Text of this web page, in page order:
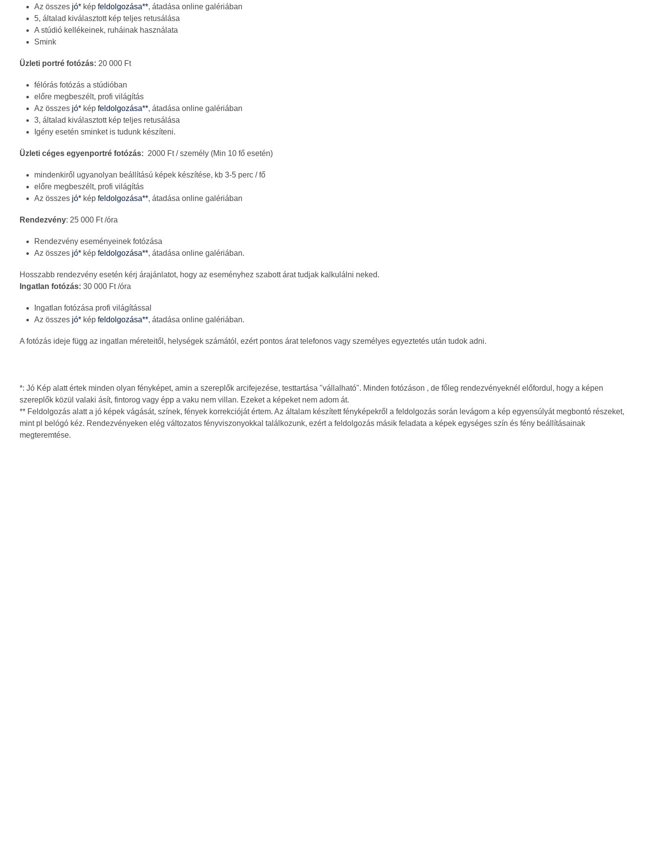
Az összes jó* kép feldolgozása**, átadása online galériában
5, általad kiválasztott kép teljes retusálása
A stúdió kellékeinek, ruháinak használata
Smink
Üzleti portré fotózás: 20 000 Ft
félórás fotózás a stúdióban
előre megbeszélt, profi világítás
Az összes jó* kép feldolgozása**, átadása online galériában
3, általad kiválasztott kép teljes retusálása
Igény esetén sminket is tudunk készíteni.
Üzleti céges egyenportré fotózás: 2000 Ft / személy (Min 10 fő esetén)
mindenkiről ugyanolyan beállítású képek készítése, kb 3-5 perc / fő
előre megbeszélt, profi világítás
Az összes jó* kép feldolgozása**, átadása online galériában
Rendezvény: 25 000 Ft /óra
Rendezvény eseményeinek fotózása
Az összes jó* kép feldolgozása**, átadása online galériában.
Hosszabb rendezvény esetén kérj árajánlatot, hogy az eseményhez szabott árat tudjak kalkulálni neked.
Ingatlan fotózás: 30 000 Ft /óra
Ingatlan fotózása profi világítással
Az összes jó* kép feldolgozása**, átadása online galériában.
A fotózás ideje függ az ingatlan méreteitől, helységek számától, ezért pontos árat telefonos vagy személyes egyeztetés után tudok adni.
*: Jó Kép alatt értek minden olyan fényképet, amin a szereplők arcifejezése, testtartása "vállalható". Minden fotózáson , de főleg rendezvényeknél előfordul, hogy a képen
szereplők közül valaki ásít, fintorog vagy épp a vaku nem villan. Ezeket a képeket nem adom át.
** Feldolgozás alatt a jó képek vágását, színek, fények korrekcióját értem. Az általam készített fényképekről a feldolgozás során levágom a kép egyensúlyát megbontó részeket,
mint pl belógó kéz. Rendezvényeken elég változatos fényviszonyokkal találkozunk, ezért a feldolgozás másik feladata a képek egységes szín és fény beállításainak
megteremtése.